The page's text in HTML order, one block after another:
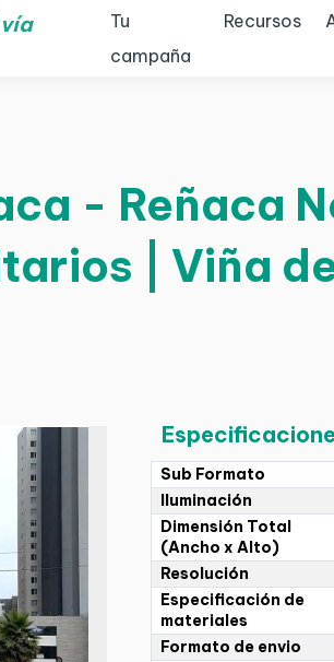
Tu
campaña
Recursos
- Reñaca
| Viña
Sub Formato
Iluminación
Dimensión Total
(Ancho x Alto)
Resolución
Especificación de
materiales
Formato de envio